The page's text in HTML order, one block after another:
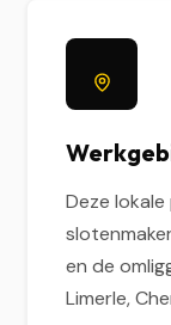
Deze
en de
Limerle,